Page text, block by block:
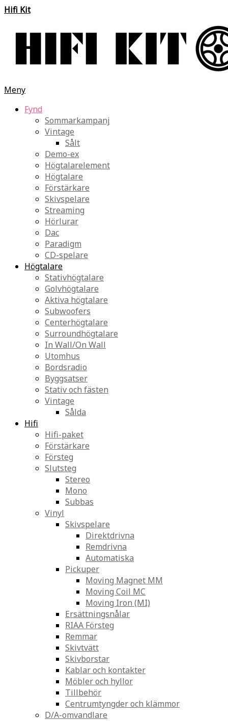
Hifi Kit
Meny
Fynd
Sommarkampanj
Vintage
Sålt
Demo-ex
Högtalarelement
Högtalare
Förstärkare
Skivspelare
Streaming
Hörlurar
Dac
Paradigm
CD-spelare
Högtalare
Stativhögtalare
Golvhögtalare
Aktiva högtalare
Subwoofers
Centerhögtalare
Surroundhögtalare
In Wall/On Wall
Utomhus
Bordsradio
Byggsatser
Stativ och fästen
Vintage
Sålda
Hifi
Hifi-paket
Förstärkare
Försteg
Slutsteg
Stereo
Mono
Subbas
Vinyl
Skivspelare
Direktdrivna
Remdrivna
Automatiska
Pickuper
Moving Magnet MM
Moving Coil MC
Moving Iron (MI)
Ersättningsnålar
RIAA Försteg
Remmar
Skivtvätt
Skivborstar
Kablar och kontakter
Möbler och hyllor
Tillbehör
Centrumtyngder och klämmor
D/A-omvandlare